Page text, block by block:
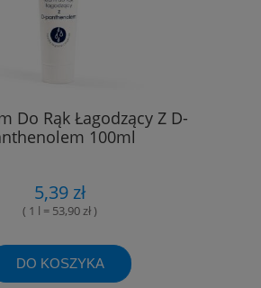
Do Rąk Łagodzący Z D-
100ml
5,39 zł
( 1 l = 53,90 zł )
DO KOSZYKA